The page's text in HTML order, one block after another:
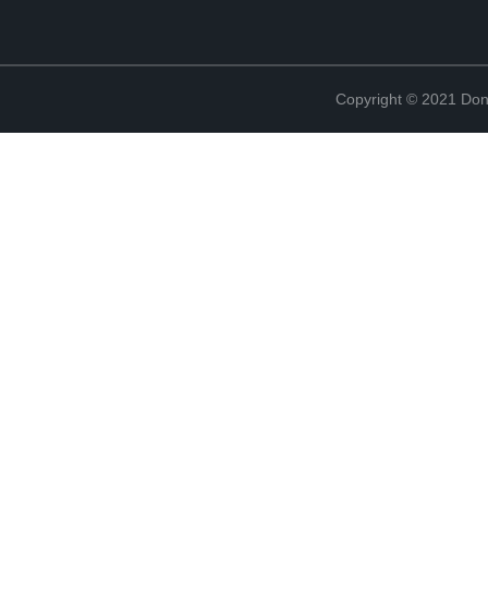
Copyright © 2021